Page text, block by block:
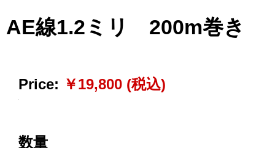
AE線1.2ミリ 200m巻き
Price: ￥19,800 (税込)
数量